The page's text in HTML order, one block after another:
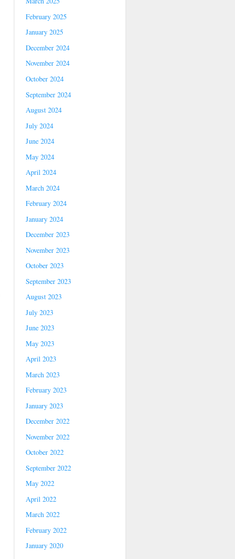
February 2025
January 2025
December 2024
November 2024
October 2024
September 2024
August 2024
July 2024
June 2024
May 2024
April 2024
March 2024
February 2024
January 2024
December 2023
November 2023
October 2023
September 2023
August 2023
July 2023
June 2023
May 2023
April 2023
March 2023
February 2023
January 2023
December 2022
November 2022
October 2022
September 2022
May 2022
April 2022
March 2022
February 2022
January 2020